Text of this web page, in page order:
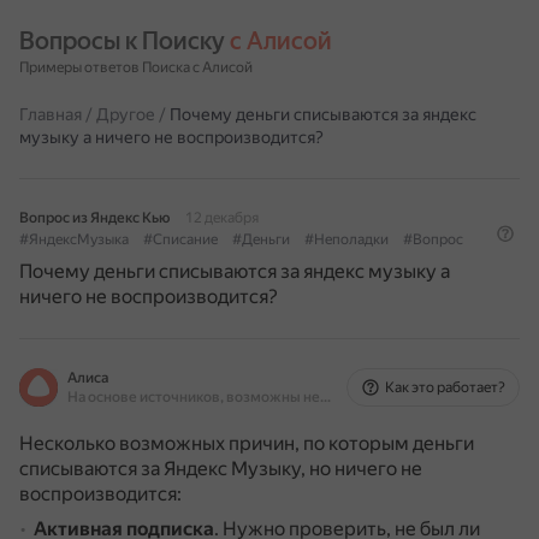
Вопросы к Поиску с Алисой
Примеры ответов Поиска с Алисой
Главная / Другое / Почему деньги списываются за яндекс
музыку а ничего не воспроизводится?
Вопрос из Яндекс Кью
12 декабря
#ЯндексМузыка
#Списание #Деньги #Неполадки #Вопрос
Почему деньги списываются за яндекс музыку а
ничего не воспроизводится?
Алиса
На основе источников, возможны неточности
Как это работает?
Несколько возможных причин, по которым деньги
списываются за Яндекс Музыку, но ничего не
воспроизводится:
Активная подписка. Нужно проверить, не был ли